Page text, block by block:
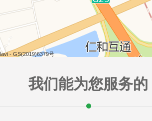
我们能为您服务的